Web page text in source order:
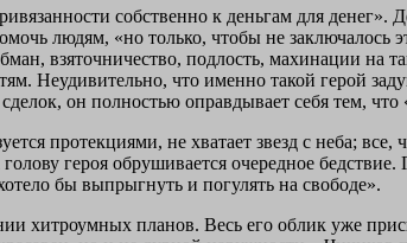
собственно к деньгам для
людям, «но только, чтобы не заключалось
взяточничество, подлость, махинации на
Неудивительно, что именно такой герой
он полностью оправдывает себя тем, что
протекциями, не хватает звезд с неба;
героя обрушивается очередное
бы выпрыгнуть и погулять на свободе».
хитроумных планов. Весь его облик уже